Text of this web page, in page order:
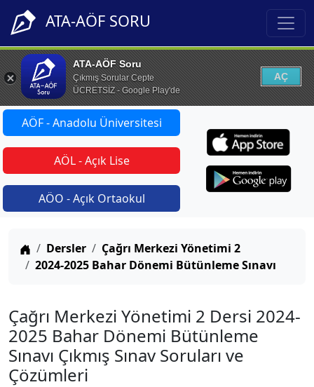
ATA-AÖF SORU
ATA-AÖF Soru
Çıkmış Sorular Cepte
ÜCRETSİZ - Google Play'de
AÇ
AÖF - Anadolu Üniversitesi
AÖL - Açık Lise
AÖO - Açık Ortaokul
Anasayfa
Dersler
Çağrı Merkezi Yönetimi 2
2024-2025 Bahar Dönemi Bütünleme Sınavı
Çağrı Merkezi Yönetimi 2 Dersi 2024-
2025 Bahar Dönemi Bütünleme
Sınavı Çıkmış Sınav Soruları ve
Çözümleri